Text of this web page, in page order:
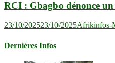
RCI : Gbagbo dénonce
23/10/202523/10/2025Afrikinfos-
Dernières Infos